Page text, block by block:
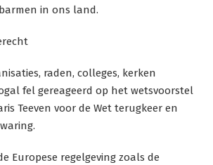
in ons land.
raden, colleges, kerken
fel gereageerd op het wetsvoorstel
Teeven voor de Wet terugkeer en
Europese regelgeving zoals de